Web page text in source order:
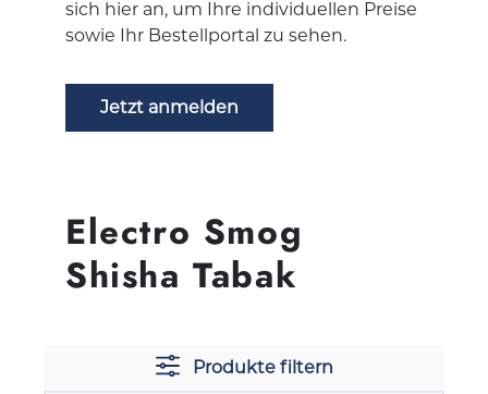
Electro Smog
Shisha Tabak
sich hier an, um Ihre individuellen Preise
sowie Ihr Bestellportal zu sehen.
Jetzt anmelden
Produkte filtern